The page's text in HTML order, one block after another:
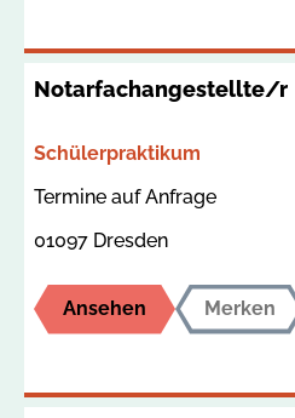
Notarfachangestellte/r
Bereich
Schülerpraktikum
Termin
Termine auf Anfrage
Ort
01097 Dresden
Ansehen Merken